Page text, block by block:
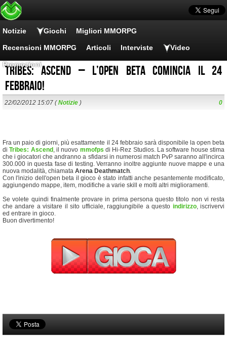
Notizie Giochi Migliori MMORPG
Recensioni MMORPG Articoli Interviste Video
Promozioni
Tribes: Ascend – l’open beta comincia il 24
febbraio!
22/02/2012 15:07 (Notizie ) 0
Fra un paio di giorni, più esattamente il 24 febbraio sarà disponibile la open beta
diTribes: Ascend , il nuovo mmofps di Hi-Rez Studios. La software house stima
che i giocatori che andranno a sfidarsi in numerosi match PvP saranno all'incirca
300.000 in questa fase di testing. Verranno inoltre aggiunte nuove mappe e una
nuova modalità, chiamata Arena Deathmatch.
Con l'inizio dell'open beta il gioco è stato infatti anche pesantemente modificato,
aggiungendo mappe, item, modifiche a varie skill e molti altri miglioramenti.
Se volete quindi finalmente provare in prima persona questo titolo non vi resta
che andare a visitare il sito ufficiale, raggiungibile a questo indirizzo, iscrivervi
ed entrare in gioco.
Buon divertimento!